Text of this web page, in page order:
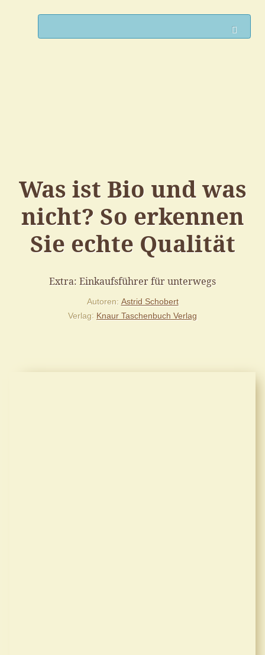
Was ist Bio und was
nicht? So erkennen
Sie echte Qualität
Extra: Einkaufsführer für unterwegs
Autoren Astrid Schobert
Verlag Knaur Taschenbuch Verlag